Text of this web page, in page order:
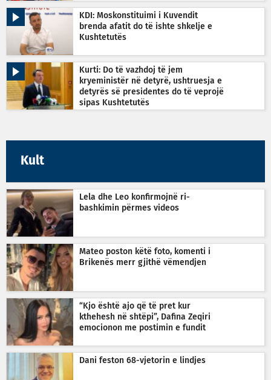
KDI: Moskonstituimi i Kuvendit
brenda afatit do të ishte shkelje e
Kushtetutës
Kurti: Do të vazhdoj të jem
kryeministër në detyrë, ushtruesja e
detyrës së presidentes do të veprojë
sipas Kushtetutës
Kult
Lela dhe Leo konfirmojnë ri-
bashkimin përmes videos
Mateo poston këtë foto, komenti i
Brikenës merr gjithë vëmendjen
“Kjo është ajo që të pret kur
kthehesh në shtëpi”, Dafina Zeqiri
emocionon me postimin e fundit
Dani feston 68-vjetorin e lindjes